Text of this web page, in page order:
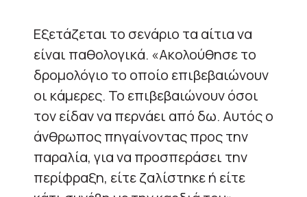
Εξετάζεται το σενάριο τα αίτια να
είναι παθολογικά. «Ακολούθησε το
δρομολόγιο το οποίο επιβεβαιώνουν
οι κάμερες. Το επιβεβαιώνουν όσοι
τον είδαν να περνάει από δω. Αυτός ο
άνθρωπος πηγαίνοντας προς την
παραλία, για να προσπεράσει την
περίφραξη, είτε ζαλίστηκε ή είτε